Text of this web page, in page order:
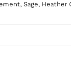
Sage, Heather